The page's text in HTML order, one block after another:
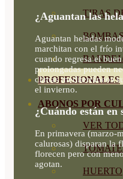
TIRAS
PROFESIONALES
ABONOS POR
VER
HUERTO
¿Aguantan las
Aguantan heladas
marchitan con el frío
cuando regresa el
prolongadas pueden
climas mediterráneos
el invierno.
¿Cuándo están
En primavera (marzo-
calurosas) disparan la
florecen pero con
agotan.